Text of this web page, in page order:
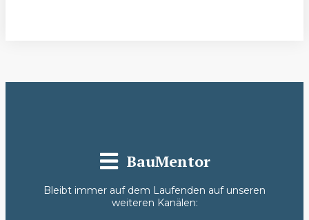
BauMentor
Bleibt immer auf dem Laufenden auf unseren
weiteren Kanälen: